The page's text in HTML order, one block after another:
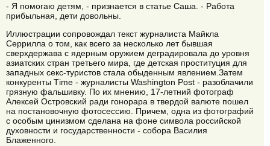
- Я помогаю детям, - признается в статье Саша. - Работа
прибыльная, дети довольны.
Иллюстрации сопровождал текст журналиста Майкла
Серрилла о том, как всего за несколько лет бывшая
сверхдержава с ядерным оружием деградировала до уровня
азиатских стран третьего мира, где детская проституция для
западных секс-туристов стала обыденным явлением.Затем
конкуренты Тime - журналисты Washington Post - разоблачили
грязную фальшивку. По их мнению, 17-летний фотограф
Алексей Островский ради гонорара в твердой валюте пошел
на постановочную фотосессию. Причем, одна из фотографий
с особым цинизмом сделана на фоне символа российской
духовности и государственности - собора Василия
Блаженного.